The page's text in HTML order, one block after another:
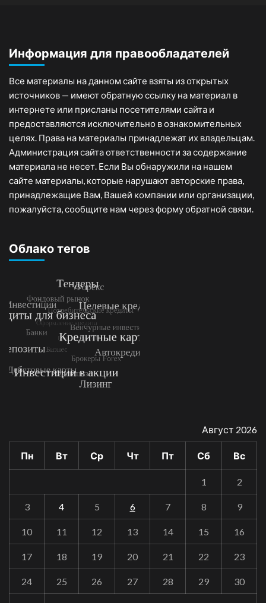
Информация для правообладателей
Все материалы на данном сайте взяты из открытых
источников — имеют обратную ссылку на материал в
интернете или присланы посетителями сайта и
предоставляются исключительно в ознакомительных
целях. Права на материалы принадлежат их владельцам.
Администрация сайта ответственности за содержание
материала не несет. Если Вы обнаружили на нашем
сайте материалы, которые нарушают авторские права,
принадлежащие Вам, Вашей компании или организации,
пожалуйста, сообщите нам через форму обратной связи.
Облако тегов
Август 2026
Пн Вт Ср Чт Пт Сб Вс
1 2
3 4 5 6 7 8 9
10 11 12 13 14 15 16
17 18 19 20 21 22 23
24 25 26 27 28 29 30